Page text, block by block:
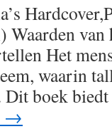
Waarden
Het
waarin
boek biedt
→